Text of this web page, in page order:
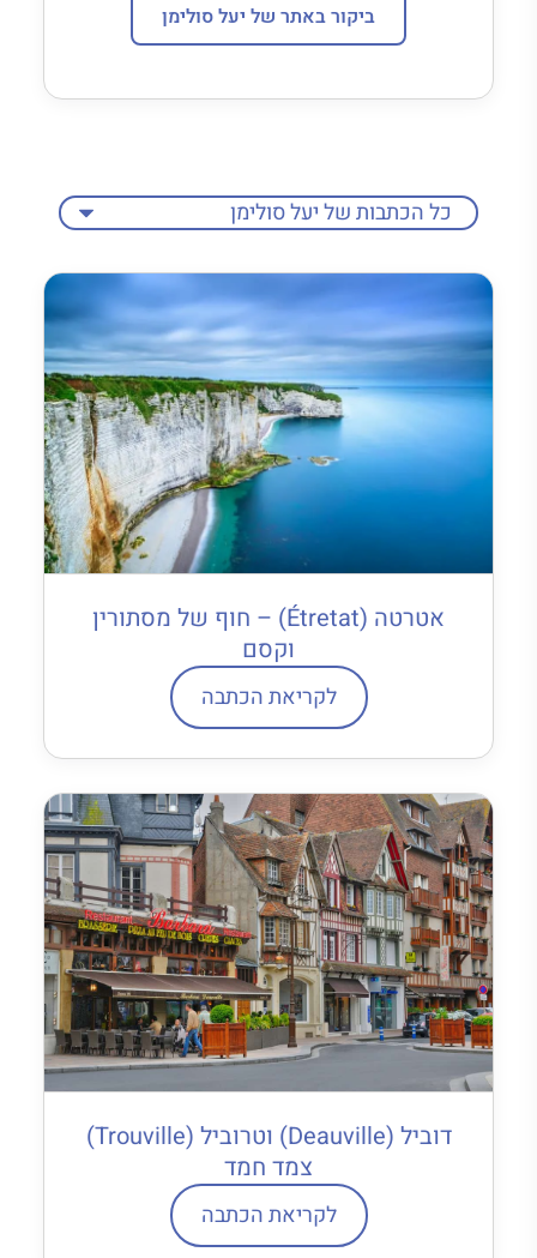
ביקור באתר של יעל סולימן
אטרטה (Étretat) – חוף של מסתורין
וקסם
לקריאת הכתבה
דוביל (Deauville) וטרוביל (Trouville)
צמד חמד
לקריאת הכתבה